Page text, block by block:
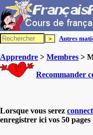
Autres
Apprendre > Membres >
Recommander
Lorsque vous serez
enregistrer ici vos 50 pages